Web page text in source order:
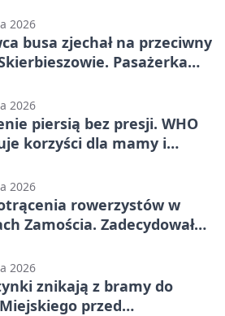
2026
busa zjechał na przeciwny
Pasażerka
2026
piersią bez presji. WHO
korzyści dla mamy i
2026
rowerzystów w
Zamościa. Zadecydowało
2026
znikają z bramy do
przed